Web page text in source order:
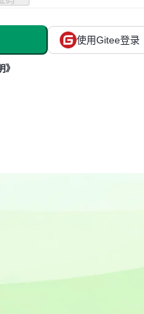
使用Gitee登录
》